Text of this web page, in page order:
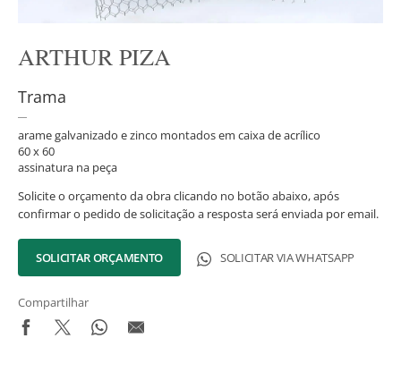
ARTHUR PIZA
Trama
arame galvanizado e zinco montados em caixa de acrílico
60 x 60
assinatura na peça
Solicite o orçamento da obra clicando no botão abaixo, após
confirmar o pedido de solicitação a resposta será enviada por email.
SOLICITAR ORÇAMENTO SOLICITAR VIA WHATSAPP
Compartilhar